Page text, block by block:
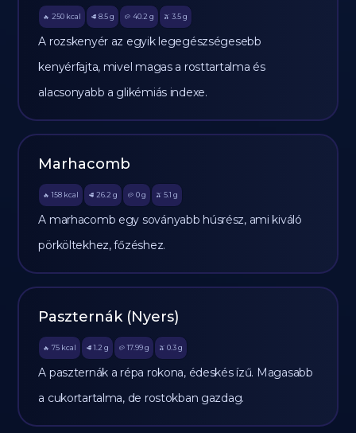
🔥 250 kcal 🥩 8.5 g 🥔 40.2 g 🫒 3.5 g
A rozskenyér az egyik legegészségesebb
kenyérfajta, mivel magas a rosttartalma és
alacsonyabb a glikémiás indexe.
Marhacomb
🔥 158 kcal 🥩 26.2 g 🥔 0g 🫒 5.1 g
A marhacomb egy soványabb húsrész, ami kiváló
pörköltekhez, főzéshez.
Paszternák (Nyers)
🔥 75 kcal 🥩 1.2 g 🥔 17.99g 🫒 0.3 g
A paszternák a répa rokona, édeskés ízű. Magasabb
a cukortartalma, de rostokban gazdag.